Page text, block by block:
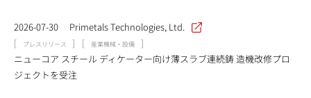
2026-07-30
Primetals Technologies, Ltd.
[
プレスリリース ] [ 産業機械・設備
]
ニューコア スチール ディケーター向け薄スラブ連続鋳 造機改修プロ
ジェクトを受注